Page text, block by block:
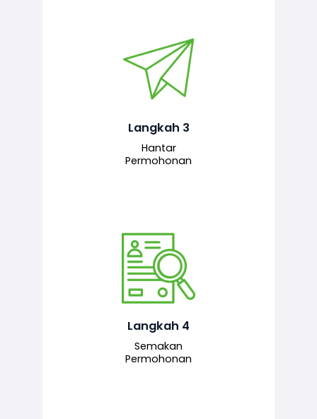
Langkah 3
Hantar
Permohonan
Permohonan yang lengkap dihantar
untuk proses semakan dan
bertanggungjawab.
Langkah 4
Semakan
Permohonan
Pegawai penyemak menyemak
maklumat yang dikemukakan. Jika
semua maklumat adalah lengkap dan
kepada pegawai pelulus untuk
tindakan seterusnya.